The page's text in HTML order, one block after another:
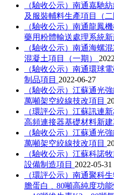
（驗收公示）南通嘉馳
及服裝輔料生產項目（二
（驗收公示）南通龍鳳
藥用粉體輸送處理系統新
（驗收公示）南通海螺
混凝土項目（一期）
（驗收公示）南通環球
制品項目 2022-06-27
（驗收公示）江蘇通光
萬噸架空絞線技改項目
（環評公示）江蘇訊連
高頻連接器基礎材料新建
（驗收公示）江蘇通光
萬噸架空絞線技改項目
（驗收公示）江蘇科諾
設備制造項目 2022-05-31
（環評公示）南通聚科
膽蛋白﹑80噸高純度功